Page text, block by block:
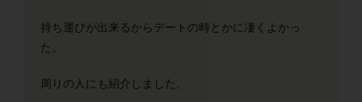
持ち運びが出来るからデートの時とかに凄くよかっ
た。
周りの人にも紹介しました。